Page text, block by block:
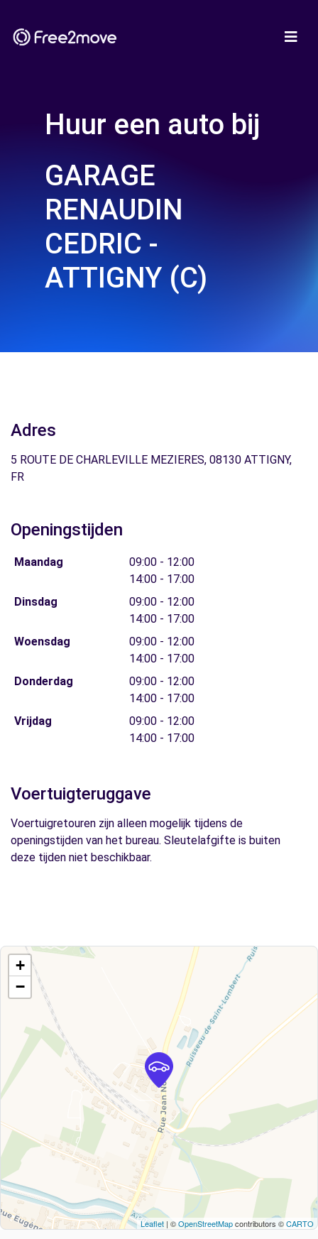
Huur een auto bij
GARAGE
RENAUDIN
CEDRIC -
ATTIGNY (C)
Adres
5 ROUTE DE CHARLEVILLE MEZIERES, 08130 ATTIGNY,
FR
Openingstijden
Maandag
09:00 - 12:00
14:00 - 17:00
Dinsdag
09:00 - 12:00
14:00 - 17:00
Woensdag
09:00 - 12:00
14:00 - 17:00
Donderdag
09:00 - 12:00
14:00 - 17:00
Vrijdag
09:00 - 12:00
14:00 - 17:00
Voertuigteruggave
Voertuigretouren zijn alleen mogelijk tijdens de
openingstijden van het bureau. Sleutelafgifte is buiten
deze tijden niet beschikbaar.
+
−
Leaflet | ©OpenStreetMapcontributors ©CARTO